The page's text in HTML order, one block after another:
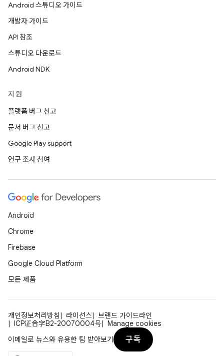
Android 스튜디오 가이드
개발자 가이드
API 참조
스튜디오 다운로드
Android NDK
지원
플랫폼 버그 신고
문서 버그 신고
Google Play support
연구 조사 참여
Android
Chrome
Firebase
Google Cloud Platform
모든 제품
개인정보처리방침 라이선스
브랜드 가이드라인
ICP证合字B2-20070004号
Manage cookies
이메일로 뉴스와 유용한 팁 받아보기
구독